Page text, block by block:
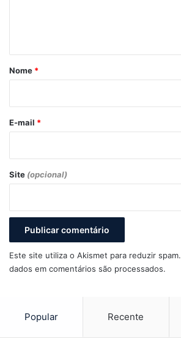
r
*
Nome *
E-mail *
Site (opcional)
Este site utiliza o Akismet para reduzir spam.
dados em comentários são processados.
Popular Recente